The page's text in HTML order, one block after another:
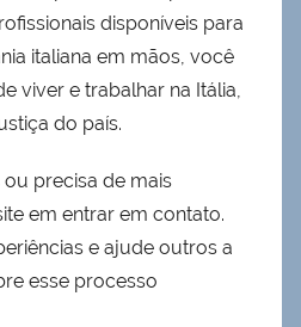
disponíveis para
italiana em mãos, você
viver e trabalhar na Itália,
do país.
precisa de mais
em entrar em contato.
e ajude outros a
esse processo